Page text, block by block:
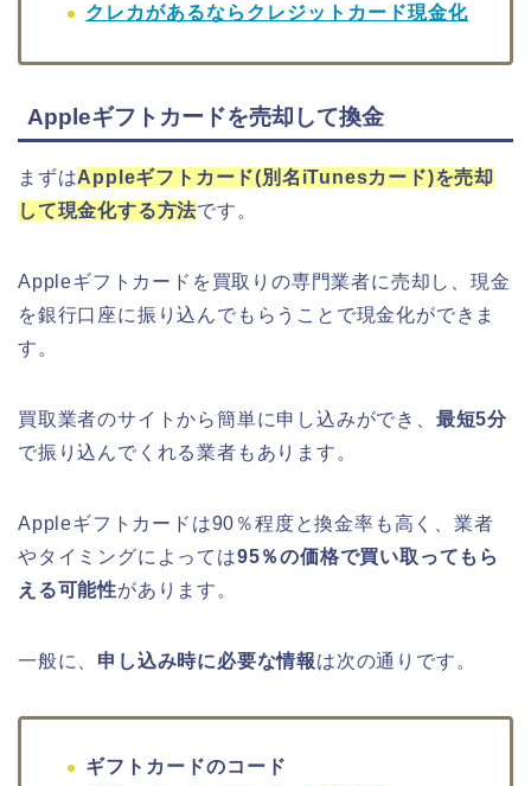
クレカがあるならクレジットカード現金化
Appleギフトカードを売却して換金
まずはAppleギフトカード(別名iTunesカード)を売却
して現金化する方法です。
Appleギフトカードを買取りの専門業者に売却し、現金
を銀行口座に振り込んでもらうことで現金化ができま
す。
買取業者のサイトから簡単に申し込みができ、 最短5分
で振り込んでくれる業者もあります。
Appleギフトカードは90％程度と換金率も高く、業者
やタイミングによっては95％の価格で買い取ってもら
える可能性があります。
一般に、 申し込み時に必要な情報は次の通りです。
ギフトカードのコード